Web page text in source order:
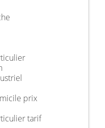
prix
tarif